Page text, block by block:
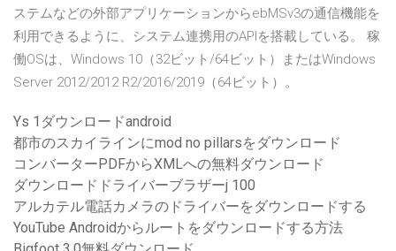
ステムなどの外部アプリケーションからebMSv3の通信機能を
利用できるように、システム連携用のAPIを搭載している。 稼
働OSは、Windows 10（32ビット/64ビット）またはWindows
Server 2012/2012 R2/2016/2019（64ビット）。
Ys 1ダウンロードandroid
都市のスカイラインにmod no pillarsをダウンロード
コンバーターPDFからXMLへの無料ダウンロード
ダウンロードドライバーブラザーj 100
アルカテル電話カメラのドライバーをダウンロードする
YouTube Androidからルートをダウンロードする方法